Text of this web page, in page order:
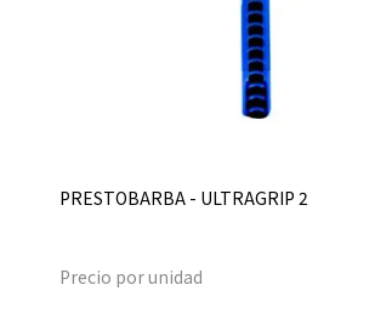
PRESTOBARBA - ULTRAGRIP 2
Precio por unidad